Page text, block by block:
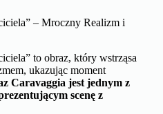
– Mroczny Realizm i
to obraz, który wstrząsa
ukazując moment
Caravaggia jest jednym z
scenę z